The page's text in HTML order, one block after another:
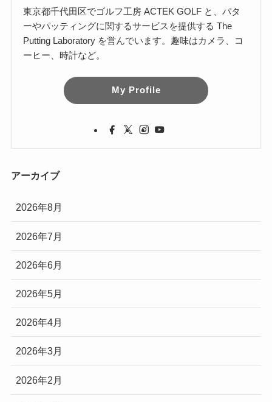
東京都千代田区でゴルフ工房 ACTEK GOLF と、パタ
ーやパッティングに関するサービスを提供する The
Putting Laboratory を営んでいます。趣味はカメラ、コ
ーヒー、時計など。
My Profile
アーカイブ
2026年8月
2026年7月
2026年6月
2026年5月
2026年4月
2026年3月
2026年2月